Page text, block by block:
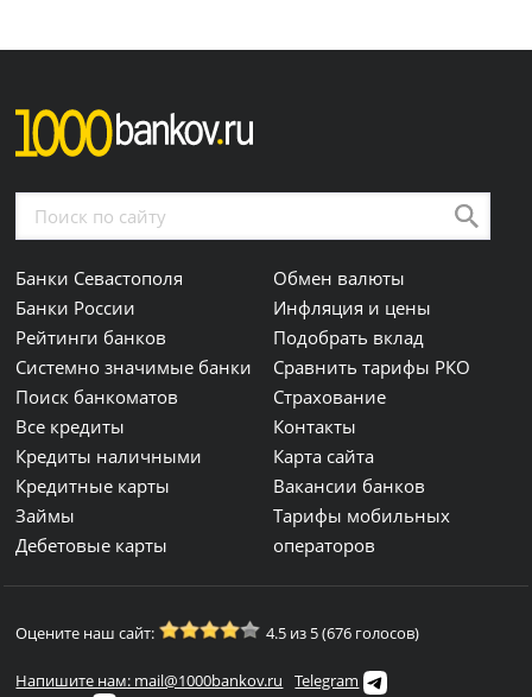
Банки Севастополя
Банки России
Рейтинги банков
Системно значимые банки
Поиск банкоматов
Все кредиты
Кредиты наличными
Кредитные карты
Займы
Дебетовые карты
Обмен валюты
Инфляция и цены
Подобрать вклад
Сравнить тарифы РКО
Страхование
Контакты
Карта сайта
Вакансии банков
Тарифы мобильных
операторов
Оцените наш сайт: 4.5 из 5 (676 голосов)
Напишите нам: mail@1000bankov.ru
Telegram